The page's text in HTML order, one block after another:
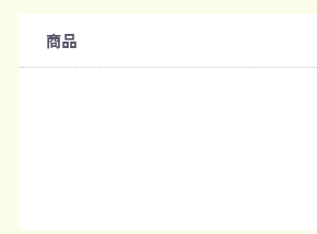
購入条件
商品